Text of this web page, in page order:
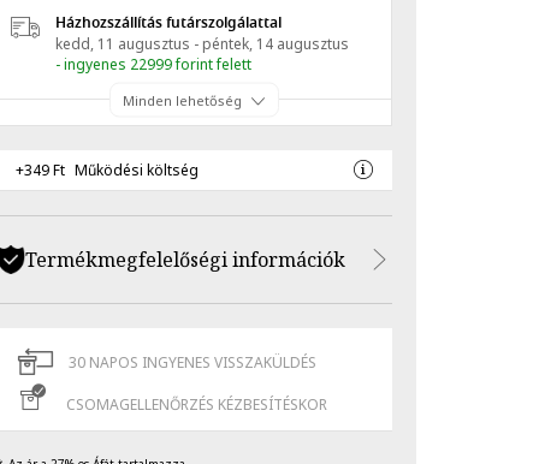
Házhozszállítás futárszolgálattal
kedd, 11 augusztus - péntek, 14 augusztus
- ingyenes 22999 forint felett
Minden lehetőség
+349 Ft Működési költség
Termékmegfelelőségi információk
30 NAPOS INGYENES VISSZAKÜLDÉS
CSOMAGELLENŐRZÉS KÉZBESÍTÉSKOR